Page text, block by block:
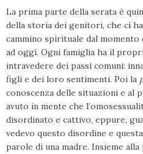
La prima parte della serata è
della storia dei genitori, che ci
cammino spirituale dal
ad oggi. Ogni famiglia ha il
intravedere dei passi comuni:
figli e dei loro sentimenti. Poi la
conoscenza delle situazioni e al
avuto in mente che
disordinato e cattivo, eppure,
vedevo questo disordine e
parole di una madre. Insieme alla